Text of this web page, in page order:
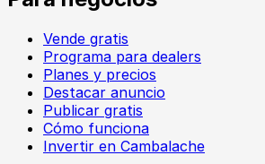
Vende gratis
Programa para dealers
Planes y precios
Destacar anuncio
Publicar gratis
Cómo funciona
Invertir en Cambalache